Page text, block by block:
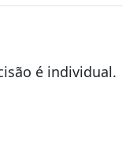
é individual.